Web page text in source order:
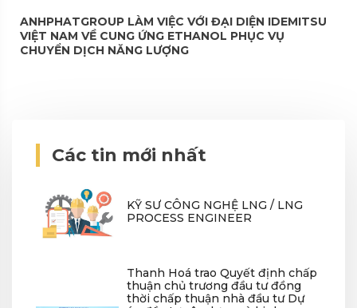
ANHPHATGROUP LÀM VIỆC VỚI ĐẠI DIỆN IDEMITSU
VIỆT NAM VỀ CUNG ỨNG ETHANOL PHỤC VỤ
CHUYỂN DỊCH NĂNG LƯỢNG
Các tin mới nhất
KỸ SƯ CÔNG NGHỆ LNG / LNG
PROCESS ENGINEER
Thanh Hoá trao Quyết định chấp
thuận chủ trương đầu tư đồng
thời chấp thuận nhà đầu tư Dự